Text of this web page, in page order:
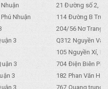
21 Đường số 2,
Nhuận
114 Đường B
204/56 Nơ Trang
3
Q312 Nguyền
105 Nguyền Xí,
3
704 Điện Biên
3
182 Phan Văn
3
767 Quang trung,